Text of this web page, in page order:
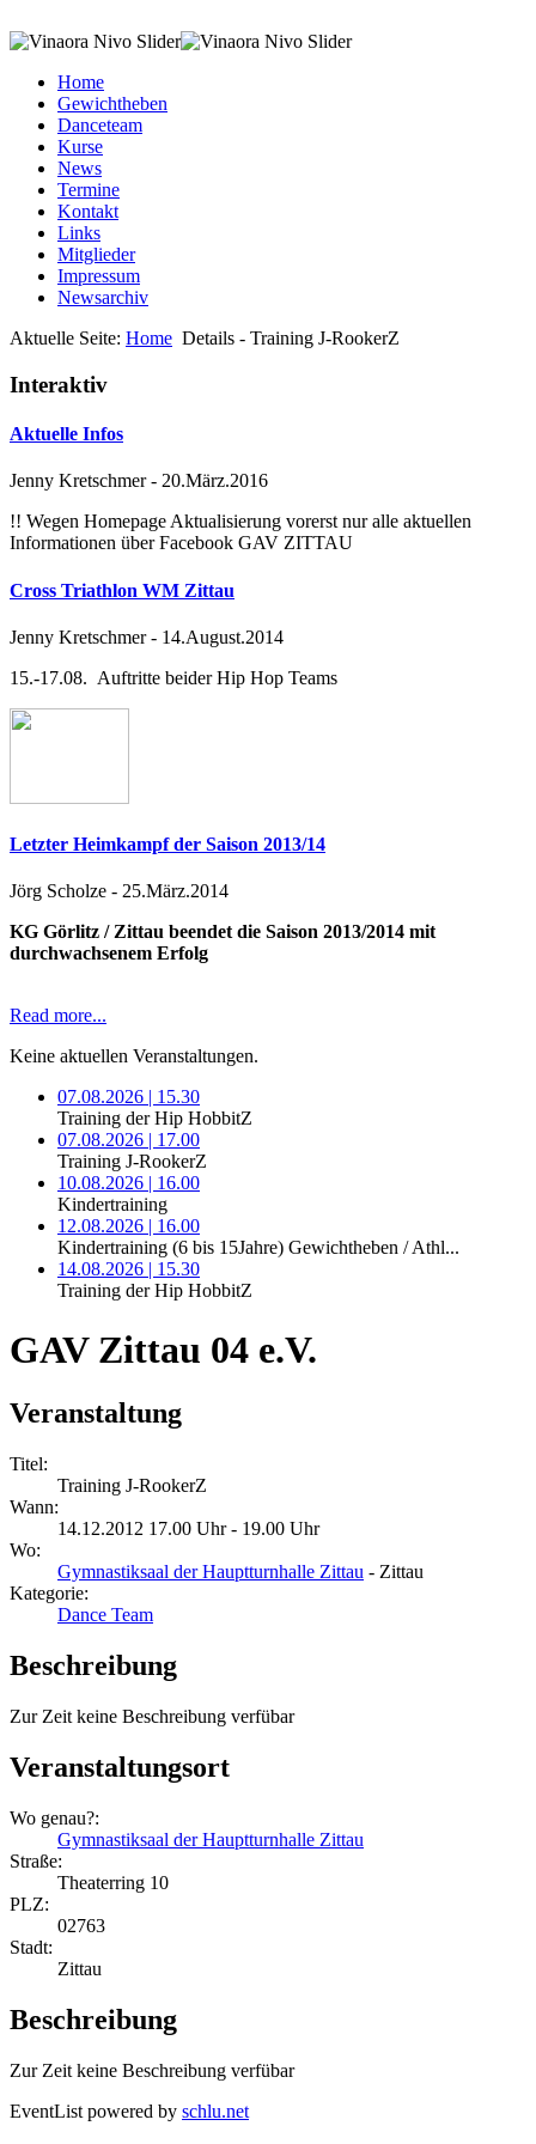
Home
Gewichtheben
Danceteam
Kurse
News
Termine
Kontakt
Links
Mitglieder
Impressum
Newsarchiv
Aktuelle Seite: Home Details - Training J-RookerZ
Interaktiv
Aktuelle Infos
Jenny Kretschmer- 20.März.2016
!! Wegen Homepage Aktualisierung vorerst nur alle aktuellen
Informationen über Facebook GAV ZITTAU
Cross Triathlon WM Zittau
Jenny Kretschmer- 14.August.2014
15.-17.08. Auftritte beider Hip Hop Teams
Letzter Heimkampf der Saison 2013/14
Jörg Scholze - 25.März.2014
KG Görlitz / Zittau beendet die Saison 2013/2014 mit
durchwachsenem Erfolg
Read more...
Keine aktuellen Veranstaltungen.
07.08.2026 | 15.30
Training der Hip HobbitZ
07.08.2026 | 17.00
Training J-RookerZ
10.08.2026 | 16.00
Kindertraining
12.08.2026 | 16.00
Kindertraining (6 bis 15Jahre) Gewichtheben / Athl...
14.08.2026 | 15.30
Training der Hip HobbitZ
GAV Zittau 04 e.V.
Veranstaltung
Titel:
Training J-RookerZ
Wann:
14.12.2012 17.00 Uhr - 19.00 Uhr
Wo:
Gymnastiksaal der Hauptturnhalle Zittau - Zittau
Kategorie:
Dance Team
Beschreibung
Zur Zeit keine Beschreibung verfübar
Veranstaltungsort
Wo genau?:
Gymnastiksaal der Hauptturnhalle Zittau
Straße:
Theaterring 10
PLZ:
02763
Stadt:
Zittau
Beschreibung
Zur Zeit keine Beschreibung verfübar
EventList powered by schlu.net